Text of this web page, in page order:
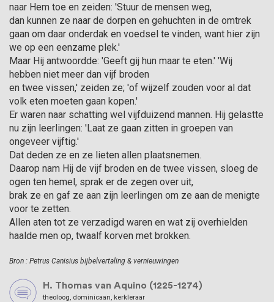
naar Hem toe en zeiden: 'Stuur de mensen weg,
dan kunnen ze naar de dorpen en gehuchten in de omtrek
gaan om daar onderdak en voedsel te vinden, want hier zijn
we op een eenzame plek.'
Maar Hij antwoordde: 'Geeft gij hun maar te eten.' 'Wij
hebben niet meer dan vijf broden
en twee vissen,' zeiden ze; 'of wijzelf zouden voor al dat
volk eten moeten gaan kopen.'
Er waren naar schatting wel vijfduizend mannen. Hij gelastte
nu zijn leerlingen: 'Laat ze gaan zitten in groepen van
ongeveer vijftig.'
Dat deden ze en ze lieten allen plaatsnemen.
Daarop nam Hij de vijf broden en de twee vissen, sloeg de
ogen ten hemel, sprak er de zegen over uit,
brak ze en gaf ze aan zijn leerlingen om ze aan de menigte
voor te zetten.
Allen aten tot ze verzadigd waren en wat zij overhielden
haalde men op, twaalf korven met brokken.
Bron : Petrus Canisius bijbelvertaling & vernieuwingen
H. Thomas van Aquino (1225-1274)
theoloog, dominicaan, kerkleraar